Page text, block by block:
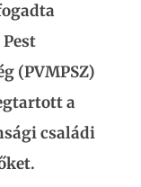
(PVMPSZ)
a
családi